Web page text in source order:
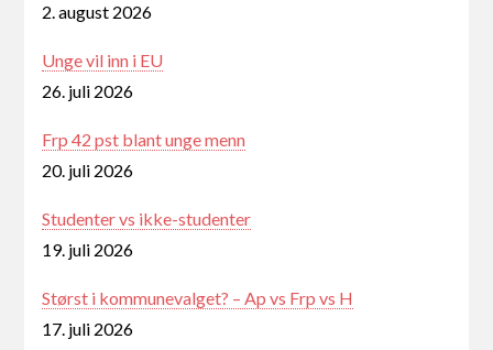
2. august 2026
Unge vil inn i EU
26. juli 2026
Frp 42 pst blant unge menn
20. juli 2026
Studenter vs ikke-studenter
19. juli 2026
Størst i kommunevalget? – Ap vs Frp vs H
17. juli 2026